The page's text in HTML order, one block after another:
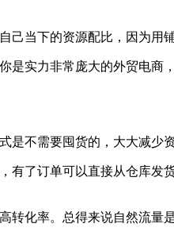
当下的资源配比，因为用
是实力非常庞大的外贸电
不需要囤货的，大大减
了订单可以直接从仓库
化率。总得来说自然流量